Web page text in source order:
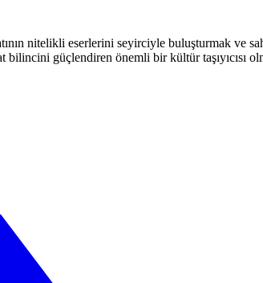
nitelikli eserlerini seyirciyle buluşturmak ve
güçlendiren önemli bir kültür taşıyıcısı